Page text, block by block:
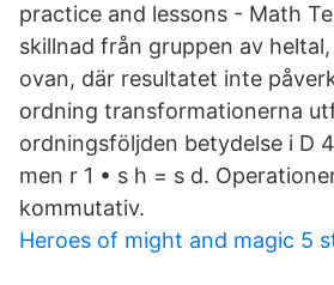
practice and lessons - Math
skillnad från gruppen av
ovan, där resultatet inte
ordning transformationerna
ordningsföljden betydelse i D
men r 1 • s h = s d.
kommutativ.
Heroes of might and magic 5